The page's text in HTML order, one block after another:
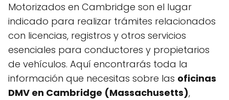
Motorizados en Cambridge son el lugar
indicado para realizar trámites relacionados
con licencias, registros y otros servicios
esenciales para conductores y propietarios
de vehículos. Aquí encontrarás toda la
información que necesitas sobre las oficinas
DMV en Cambridge (Massachusetts),